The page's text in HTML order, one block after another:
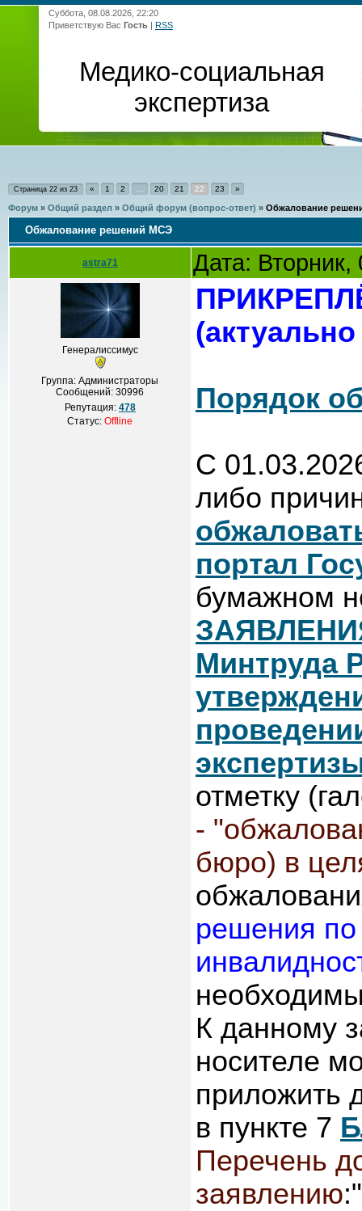
Суббота, 08.08.2026, 22:20
Приветствую Вас Гость | RSS
Медико-социальная
экспертиза
Страница 22 из 23 « 1 2 20 21 22 23 »
Форум » Общий раздел » Общий форум (вопрос-ответ) » Обжалование
Обжалование решений МСЭ
astra71 Дата:
Генералиссимус
Группа: Администраторы
Сообщений:30996
Репутация: 478
Статус:Offline
Порядок
С
либо
портал
бумажном
Минтруда
отметку
-
бюро) в
решения по
К данному
носителе
приложить
в пункте 7
Перечень
заявлению